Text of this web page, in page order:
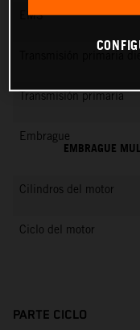
EMS
Transmisión primaria
Embrague
EMBRAGUE
Cilindros del motor
Ciclo del motor
PARTE CICLO